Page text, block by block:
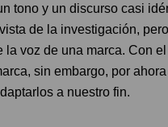
tono y un discurso casi
de la investigación,
la voz de una marca. Con
sin embargo, por
a nuestro fin.